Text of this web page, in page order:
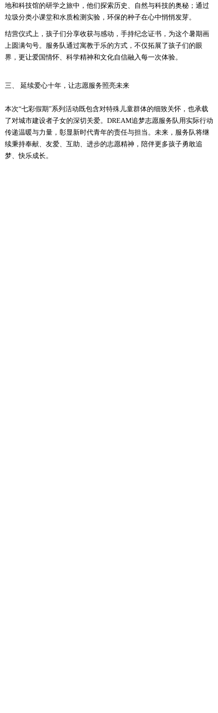
地和科技馆的研学之旅中，他们探索历史、自然与科技的奥秘；通过
垃圾分类小课堂和水质检测实验，环保的种子在心中悄悄发芽。
结营仪式上，孩子们分享收获与感动，手持纪念证书，为这个暑期画
上圆满句号。服务队通过寓教于乐的方式，不仅拓展了孩子们的眼
界，更让爱国情怀、科学精神和文化自信融入每一次体验。
三、 延续爱心十年，让志愿服务照亮未来
本次“七彩假期”系列活动既包含对特殊儿童群体的细致关怀，也承载
了对城市建设者子女的深切关爱。DREAM追梦志愿服务队用实际行动
传递温暖与力量，彰显新时代青年的责任与担当。未来，服务队将继
续秉持奉献、友爱、互助、进步的志愿精神，陪伴更多孩子勇敢追
梦、快乐成长。